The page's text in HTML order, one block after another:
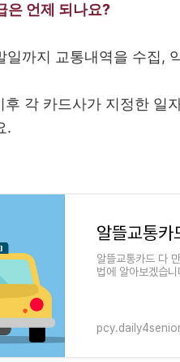
은 언제 되나요?
일까지 교통내역을 수집,
후 각 카드사가 지정한 일
.
알뜰교통카드 다
법에 알아보겠습